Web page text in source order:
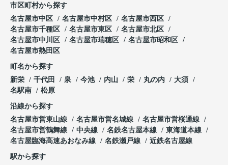
市区町村から探す
名古屋市中区
名古屋市中村区
名古屋市西区
名古屋市千種区
名古屋市東区
名古屋市北区
名古屋市中川区
名古屋市瑞穂区
名古屋市昭和区
名古屋市熱田区
町名から探す
新栄
千代田 泉 今池 内山 栄 丸の内
大須
名駅南
松原
沿線から探す
名古屋市営東山線
名古屋市営名城線
名古屋市営桜通線
名古屋市営鶴舞線
中央線 名鉄名古屋本線
東海道本線
名古屋臨海高速あおなみ線
名鉄瀬戸線 近鉄名古屋線
駅から探す